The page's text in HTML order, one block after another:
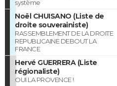
système
Noël CHUISANO (Liste de
droite souverainiste)
RASSEMBLEMENT DE LA DROITE
REPUBLICAINE DEBOUT LA
FRANCE
Hervé GUERRERA (Liste
régionaliste)
OUI LA PROVENCE !